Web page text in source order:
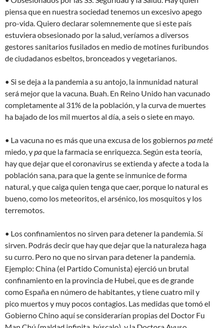
piensa que en nuestra sociedad tenemos un excesivo apego
pro-vida. Quiero declarar solemnemente que si este país
estuviera obsesionado por la salud, veríamos a diversos
gestores sanitarios fusilados en medio de motines furibundos
de ciudadanos esbeltos, bronceados y vegetarianos.
• Si se deja a la pandemia a su antojo, la inmunidad natural
será mejor que la vacuna. Buah. En Reino Unido han vacunado
completamente al 31% de la población, y la curva de muertes
ha bajado de los mil muertos al día, a seis o siete en mayo.
• La vacuna no es más que una excusa de los gobiernospa meté
miedo, ypaque la farmacia se enriquezca. Según esta teoría,
hay que dejar que el coronavirus se extienda y afecte a toda la
población sana, para que la gente se inmunice de forma
natural, y que caiga quien tenga que caer, porque lo natural es
bueno, como los meteoritos, el arsénico, los mosquitos y los
terremotos.
• Los confinamientos no sirven para detener la pandemia. Sí
sirven. Podrás decir que hay que dejar que la naturaleza haga
su curro. Pero no que no sirvan para detener la pandemia.
Ejemplo: China (el Partido Comunista) ejerció un brutal
confinamiento en la provincia de Hubei, que es de grande
como España en número de habitantes, y tiene cuatro mil y
pico muertos y muy pocos contagios. Las medidas que tomó el
Gobierno Chino aquí se considerarían propias del Doctor Fu